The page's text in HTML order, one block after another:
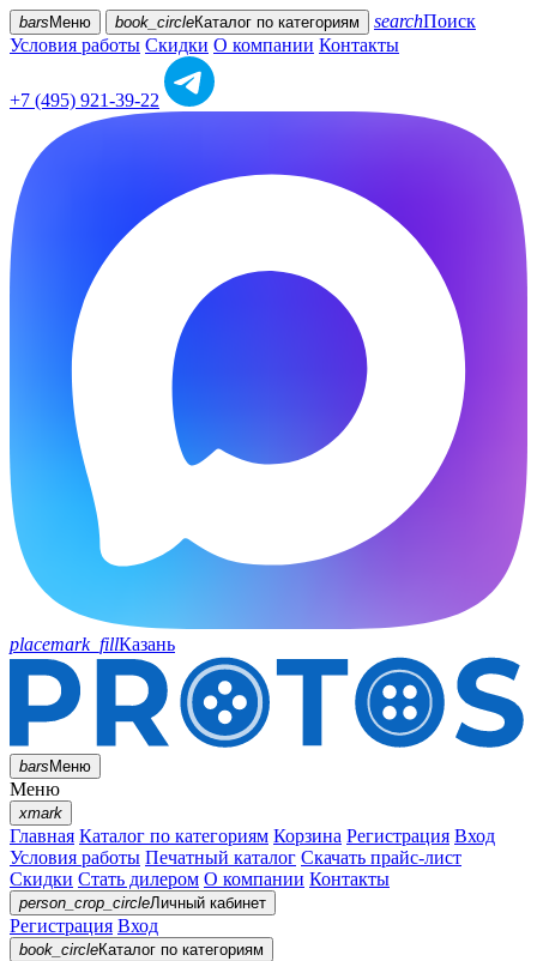
bars Меню book_circleКаталог по категориям searchПоиск
Условия работы Скидки О компании Контакты
+7 (495) 921-39-22
placemark_fillКазань
barsМеню
Меню
xmark
Главная Каталог по категориям Корзина Регистрация Вход
Условия работы Печатный каталог Скачать прайс-лист
Скидки Стать дилером О компании Контакты
person_crop_circleЛичный кабинет
Регистрация Вход
book_circleКаталог по категориям